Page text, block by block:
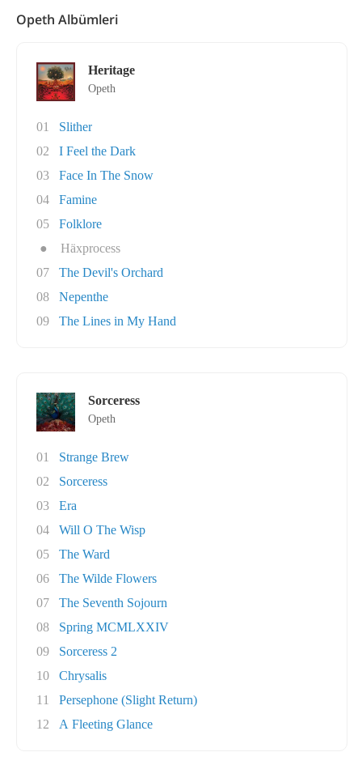
Opeth Albümleri
Heritage
Opeth
01
Slither
02
I Feel the Dark
03
Face In The Snow
04
Famine
05
Folklore
●
Häxprocess
07
The Devil's Orchard
08
Nepenthe
09
The Lines in My Hand
Sorceress
Opeth
01
Strange Brew
02
Sorceress
03
Era
04
Will O The Wisp
05
The Ward
06
The Wilde Flowers
07
The Seventh Sojourn
08
Spring MCMLXXIV
09
Sorceress 2
10
Chrysalis
11
Persephone (Slight Return)
12
A Fleeting Glance